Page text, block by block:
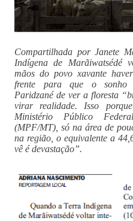
Compartilhada por Janete
Indígena de Marãiwatsédé
mãos do povo xavante
frente para que o sonho
Paridzané de ver a floresta
virar realidade. Isso
Ministério Público
(MPF/MT), só na área de
na região, o equivalente a
vê é devastação”.